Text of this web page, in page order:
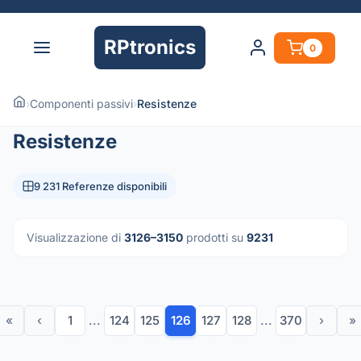
RPtronics 0
›Componenti passivi›Resistenze
Resistenze
9 231 Referenze disponibili
Visualizzazione di 3126–3150 prodotti su 9231
« ‹ 1 ... 124 125 126 127 128 ... 370 › »